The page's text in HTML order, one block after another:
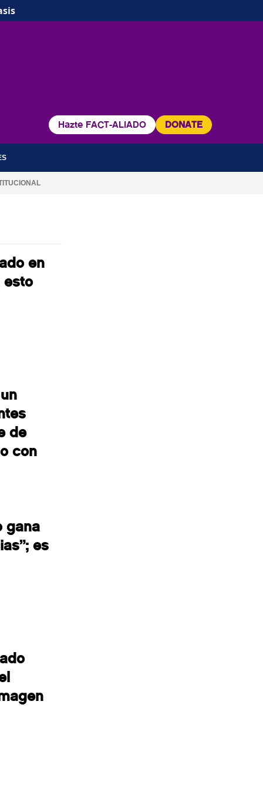
Hazte FACT-ALIADO DONATE
en
esto
de
con
gana
es